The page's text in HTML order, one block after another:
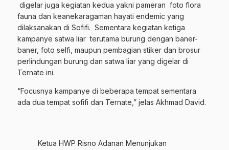
digelar juga kegiatan kedua yakni pameran foto flora
fauna dan keanekaragaman hayati endemic yang
dilaksanakan di Sofifi. Sementara kegiatan ketiga
kampanye satwa liar terutama burung dengan baner-
baner, foto selfi, maupun pembagian stiker dan brosur
perlindungan burung dan satwa liar yang digelar di
Ternate ini.
“Focusnya kampanye di beberapa tempat sementara
ada dua tempat sofifi dan Ternate,” jelas Akhmad David.
Ketua HWP Risno Adanan Menunjukan